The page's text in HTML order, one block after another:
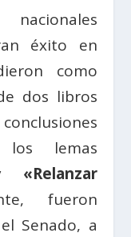
éxito en
como
dos libros
los lemas
«Relanzar
fueron
Senado, a